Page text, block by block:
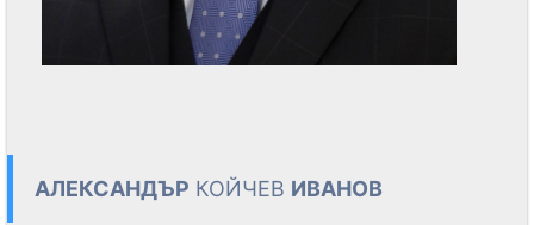
АЛЕКСАНДЪР КОЙЧЕВ ИВАНОВ